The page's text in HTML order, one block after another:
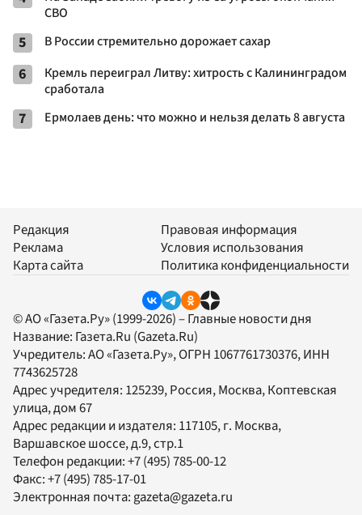
СВО
5 В России стремительно дорожает сахар
6
Кремль переиграл Литву: хитрость с Калининградом
сработала
7 Ермолаев день: что можно и нельзя делать 8 августа
Редакция
Реклама
Карта сайта
Правовая информация
Условия использования
Политика конфиденциальности
© АО «Газета.Ру» (1999-2026) – Главные новости дня
Название: Газета.Ru (Gazeta.Ru)
Учредитель:АО «Газета.Ру», ОГРН 1067761730376, ИНН
7743625728
Адрес учредителя: 125239, Россия, Москва, Коптевская
улица, дом 67
Адрес редакции и издателя: 117105, г. Москва,
Варшавское шоссе, д.9, стр.1
Телефон редакции:+7 (495) 785-00-12
Факс:+7 (495) 785-17-01
Электронная почта:gazeta@gazeta.ru